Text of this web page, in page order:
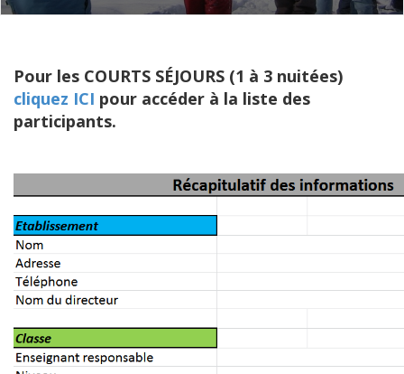
Pour les COURTS SÉJOURS (1 à 3 nuitées)
cliquez ICI pour accéder à la liste des
participants.